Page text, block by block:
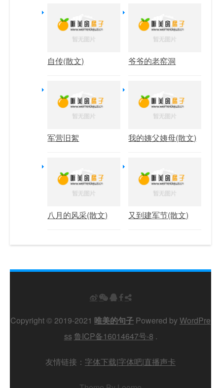
自传(散文) 爷爷的老窑洞
军营旧絮 我的姨父姨母(散文)
八月的风采(散文) 又到建军节(散文)
Copyright © 2019-2021 唯美的句子 Powered byWordPre
ss 鲁ICP备16014647号-8 .
友情链接： 字体下载|字体吧|直播声卡